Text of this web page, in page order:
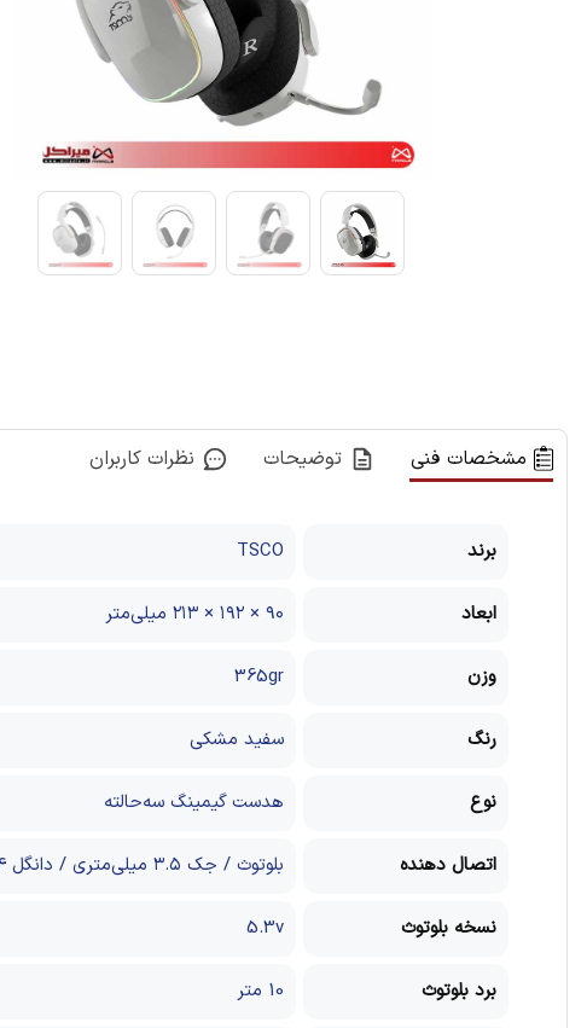
مشخصات فنی توضیحات نظرات کاربران
برند TSCO
ابعاد ۹۰ × ۱۹۲ × ۲۱۳ میلی‌متر
وزن 365gr
رنگ سفید مشکی
نوع هدست گیمینگ سه‌حالته
اتصال دهنده بلوتوث / جک ۳.۵ میلی‌متری / دانگل ۲.۴ گیگاهرتز
نسخه بلوتوث 5.3v
برد بلوتوث 10 متر